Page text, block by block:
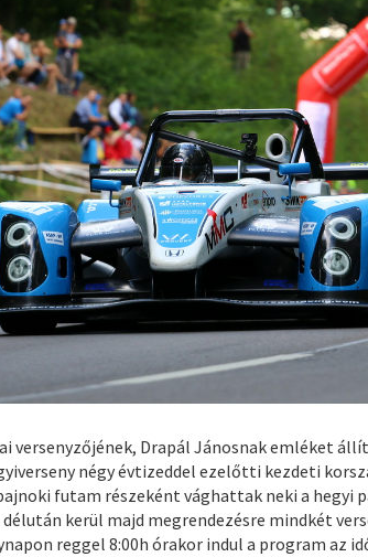
versenyzőjének, Drapál Jánosnak emléket
négy évtizeddel ezelőtti kezdeti
futam részeként vághattak neki a hegyi
kerül majd megrendezésre mindkét
reggel 8:00h órakor indul a program az